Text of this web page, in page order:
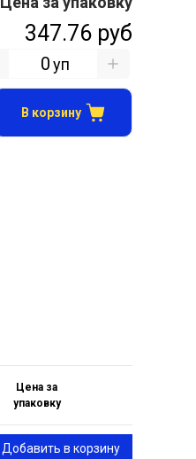
347.76 руб
уп
В корзину
Цена за
упаковку
Добавить в корзину